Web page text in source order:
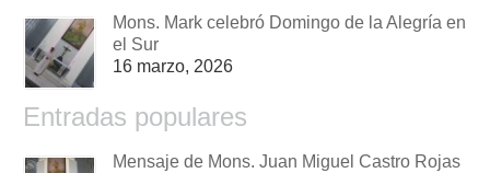
Mons. Mark celebró Domingo de la Alegría en
el Sur
16 marzo, 2026
Entradas populares
Mensaje de Mons. Juan Miguel Castro Rojas